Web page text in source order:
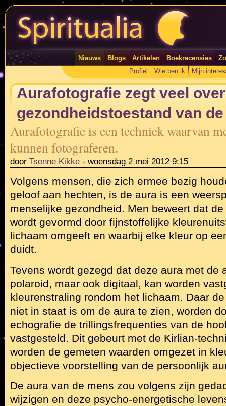
Nieuws Blogs Artikelen Boekrecensies
Profiel
Wie ben ik Mijn
Aurafotografie zegt veel
gezondheidstoestand van
Aurafotografie is een techniek waarvan
kunnen fotograferen.
door Tsenne Kikke - woensdag 2 mei 2012 9:15
Volgens mensen, die zich ermee bezig
geloof aan hechten, is de aura is een
menselijke gezondheid. Men beweert dat
wordt gevormd door fijnstoffelijke
lichaam omgeeft en waarbij elke kleur op
duidt.
Tevens wordt gezegd dat deze aura met de
polaroid, maar ook digitaal, kan worden
kleurenstraling rondom het lichaam. Daar
niet in staat is om de aura te zien, worden
echografie de trillingsfrequenties van de
vastgesteld. Dit gebeurt met de Kirlian-
worden de gemeten waarden omgezet in
objectieve voorstelling van de persoonlijk
De aura van de mens zou volgens zijn
wijzigen en deze psycho-energetische